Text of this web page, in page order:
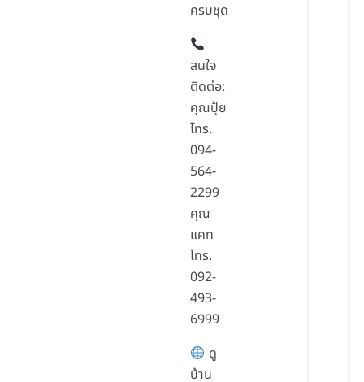
ครบชุด
สนใจ
ติดต่อ:
คุณปุ้ย
โทร.
094-
564-
2299
คุณ
แคท
โทร.
092-
493-
6999
ดู
บ้าน